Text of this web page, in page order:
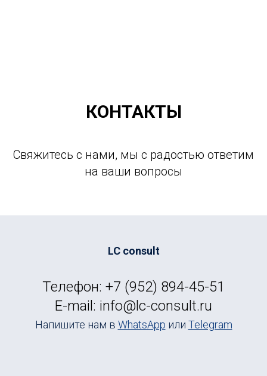
КОНТАКТЫ
Свяжитесь с нами, мы с радостью ответим
на ваши вопросы
LC consult
Телефон: +7 (952) 894-45-51
E-mail: info@lc-consult.ru
Напишите нам в WhatsApp или Telegram